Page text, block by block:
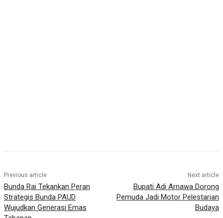
Previous article
Bunda Rai Tekankan Peran
Strategis Bunda PAUD
Wujudkan Generasi Emas
Next article
Bupati Adi Arnawa Dorong
Pemuda Jadi Motor Pelestarian
Budaya